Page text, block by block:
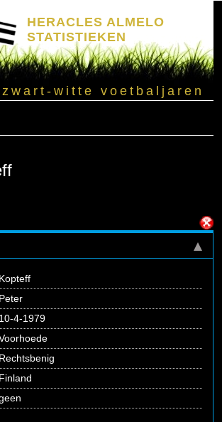
HERACLES ALMELO
STATISTIEKEN
zwart-witte voetbaljaren
Kopteff
Peter
10-4-1979
Rechtsbenig
Finland